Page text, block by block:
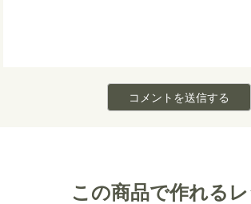
この商品で作れる